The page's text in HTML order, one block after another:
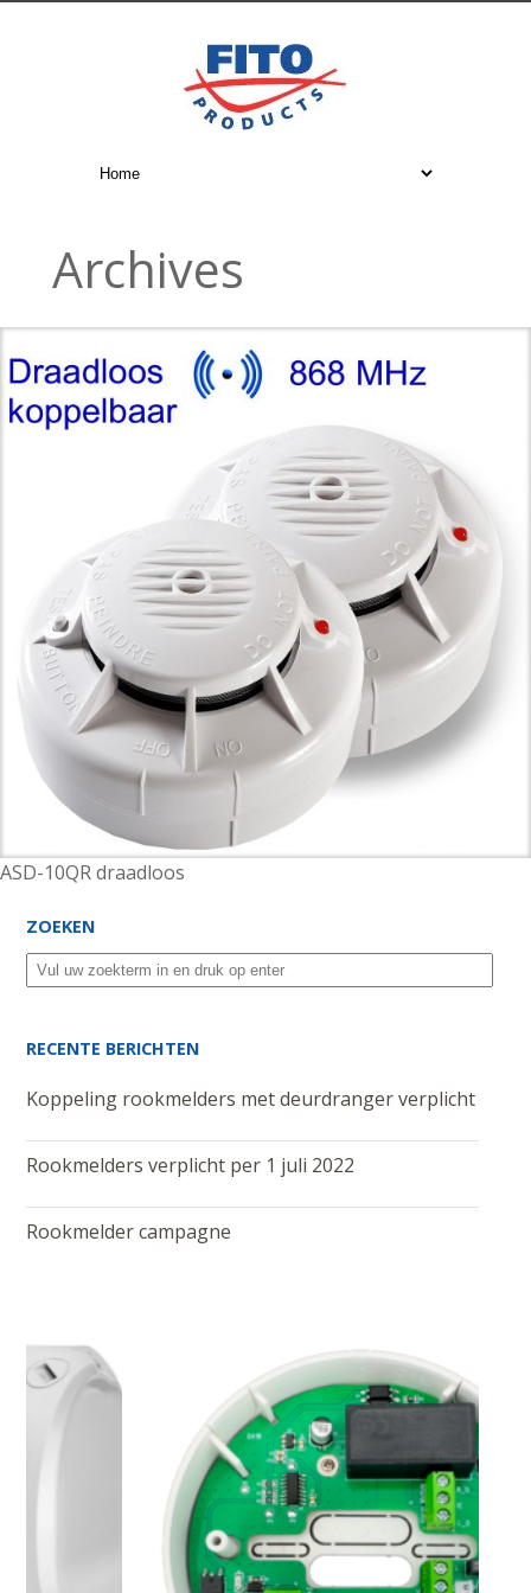
Archives
ASD-10QR draadloos
ZOEKEN
RECENTE BERICHTEN
Koppeling rookmelders met deurdranger verplicht
Rookmelders verplicht per 1 juli 2022
Rookmelder campagne